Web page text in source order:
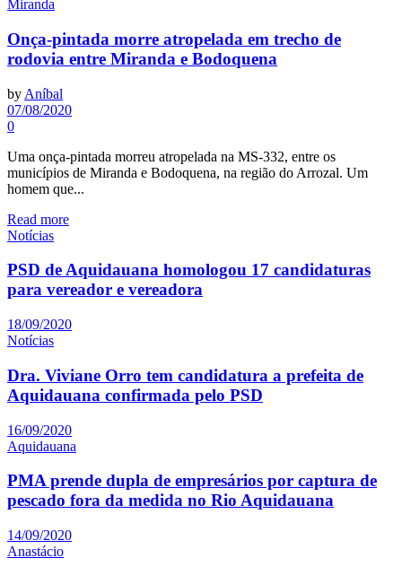
Miranda
Onça-pintada morre atropelada em trecho de
rodovia entre Miranda e Bodoquena
by Aníbal
07/08/2020
0
Uma onça-pintada morreu atropelada na MS-332, entre os
municípios de Miranda e Bodoquena, na região do Arrozal. Um
homem que...
Read more
Notícias
PSD de Aquidauana homologou 17 candidaturas
para vereador e vereadora
18/09/2020
Notícias
Dra. Viviane Orro tem candidatura a prefeita de
Aquidauana confirmada pelo PSD
16/09/2020
Aquidauana
PMA prende dupla de empresários por captura de
pescado fora da medida no Rio Aquidauana
14/09/2020
Anastácio